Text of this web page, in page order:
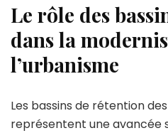
Le rôle des
dans la
l’urbanisme
Les bassins de rétention
représentent une avancée